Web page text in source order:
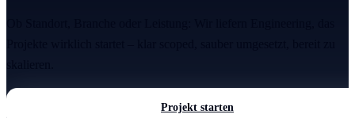
Projekt starten